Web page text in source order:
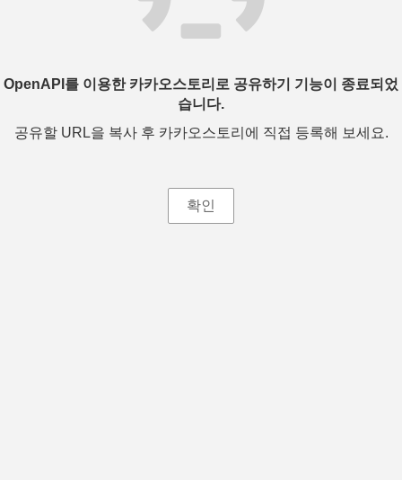
OpenAPI를 이용한 카카오스토리로 공유하기 기능이 종료되었
습니다.
공유할 URL을 복사 후 카카오스토리에 직접 등록해 보세요.
확인